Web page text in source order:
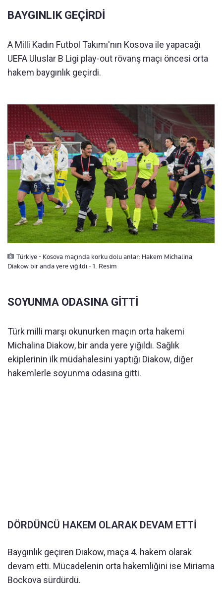
BAYGINLIK GEÇİRDİ
A Milli Kadın Futbol Takımı'nın Kosova ile yapacağı
UEFA Uluslar B Ligi play-out rövanş maçı öncesi orta
hakem baygınlık geçirdi.
Türkiye - Kosova maçında korku dolu anlar: Hakem Michalina
Diakow bir anda yere yığıldı - 1. Resim
SOYUNMA ODASINA GİTTİ
Türk milli marşı okunurken maçın orta hakemi
Michalina Diakow, bir anda yere yığıldı. Sağlık
ekiplerinin ilk müdahalesini yaptığı Diakow, diğer
hakemlerle soyunma odasına gitti.
DÖRDÜNCÜ HAKEM OLARAK DEVAM ETTİ
Baygınlık geçiren Diakow, maça 4. hakem olarak
devam etti. Mücadelenin orta hakemliğini ise Miriama
Bockova sürdürdü.